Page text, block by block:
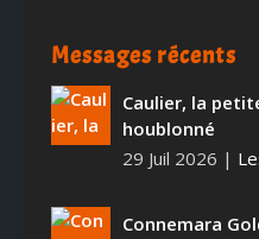
Messages récents
Caulier, la
houblonné
29 Juil 2026 |
Connemara